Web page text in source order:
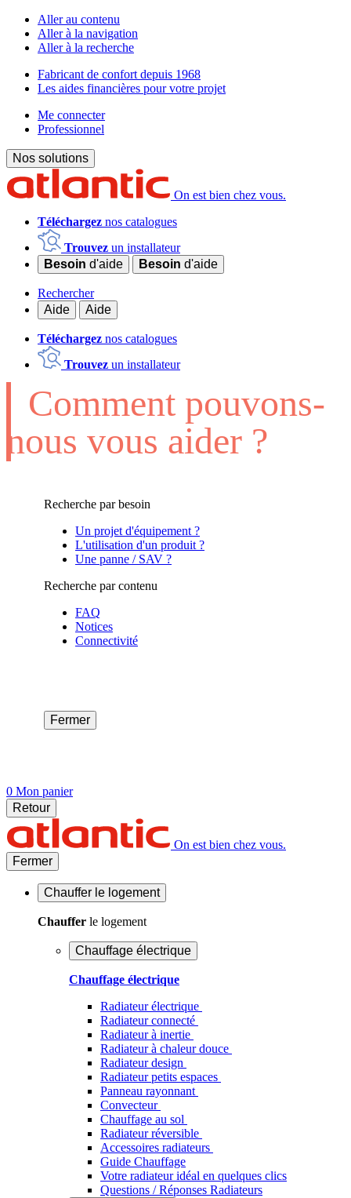
Aller au contenu
Aller à la navigation
Aller à la recherche
Fabricant de confort depuis 1968
Les aides financières pour votre projet
Me connecter
Professionnel
Nos solutions
On est bien chez vous.
Téléchargez nos catalogues
Trouvez un installateur
Besoin d'aide Besoin d'aide
Rechercher
Aide
Aide
Téléchargez nos catalogues
Trouvez un installateur
Comment pouvons-
nous vous aider ?
Recherche par besoin
Un projet d'équipement ?
L'utilisation d'un produit ?
Une panne / SAV ?
Recherche par contenu
FAQ
Notices
Connectivité
Fermer
0 Mon panier
Retour
On est bien chez vous.
Fermer
Chauffer le logement
Chauffer le logement
Chauffage électrique
Chauffage électrique
Radiateur électrique
Radiateur connecté
Radiateur à inertie
Radiateur à chaleur douce
Radiateur design
Radiateur petits espaces
Panneau rayonnant
Convecteur
Chauffage au sol
Radiateur réversible
Accessoires radiateurs
Guide Chauffage
Votre radiateur idéal en quelques clics
Questions / Réponses Radiateurs